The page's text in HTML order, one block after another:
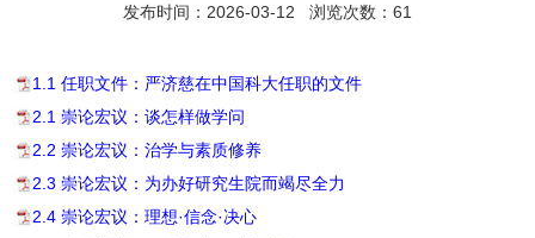
发布时间：2026-03-12 浏览次数： 61
1.1 任职文件：严济慈在中国科大任职的文件
2.1 崇论宏议：谈怎样做学问
2.2 崇论宏议：治学与素质修养
2.3 崇论宏议：为办好研究生院而竭尽全力
2.4 崇论宏议：理想·信念·决心